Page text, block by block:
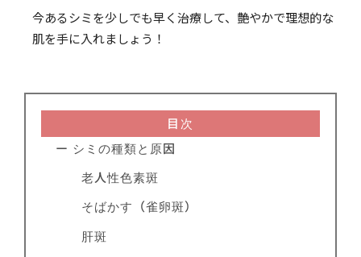
今あるシミを少しでも早く治療して、艶やかで理想的な
肌を手に入れましょう！
目次
ー シミの種類と原因
老人性色素斑
そばかす（雀卵斑）
肝斑